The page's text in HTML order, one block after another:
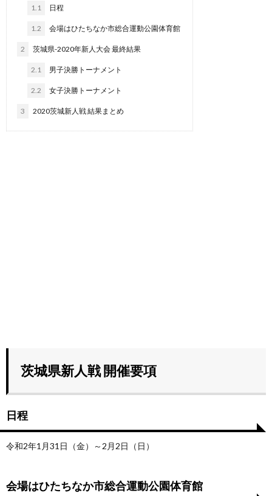
1.1 日程
1.2 会場はひたちなか市総合運動公園体育館
2 茨城県-2020年新人大会 最終結果
2.1 男子決勝トーナメント
2.2 女子決勝トーナメント
3 2020茨城新人戦 結果まとめ
茨城県新人戦 開催要項
日程
令和2年1月31日（金）～2月2日（日）
会場はひたちなか市総合運動公園体育館